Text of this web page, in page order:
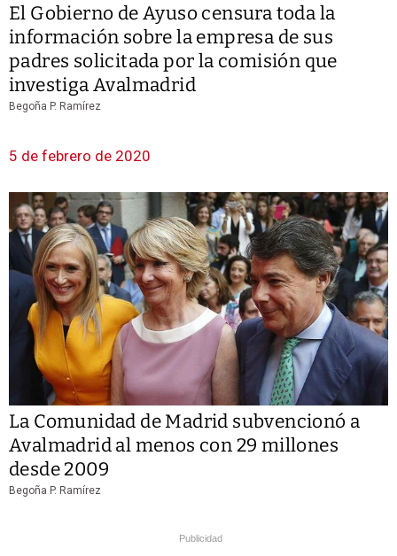
El Gobierno de Ayuso censura toda la
información sobre la empresa de sus
padres solicitada por la comisión que
investiga Avalmadrid
Begoña P. Ramírez
5 de febrero de 2020
La Comunidad de Madrid subvencionó a
Avalmadrid al menos con 29 millones
desde 2009
Begoña P. Ramírez
Publicidad